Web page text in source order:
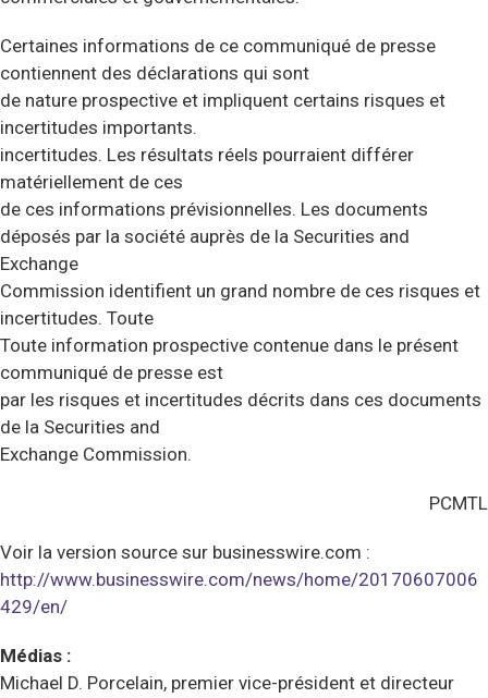
Certaines informations de ce communiqué de presse
contiennent des déclarations qui sont
de nature prospective et impliquent certains risques et
incertitudes importants.
incertitudes. Les résultats réels pourraient différer
matériellement de ces
de ces informations prévisionnelles. Les documents
déposés par la société auprès de la Securities and
Exchange
Commission identifient un grand nombre de ces risques et
incertitudes. Toute
Toute information prospective contenue dans le présent
communiqué de presse est
par les risques et incertitudes décrits dans ces documents
de la Securities and
Exchange Commission.
PCMTL
Voir la version source sur businesswire.com :
http://www.businesswire.com/news/home/20170607006
429/en/
Médias :
Michael D. Porcelain, premier vice-président et directeur